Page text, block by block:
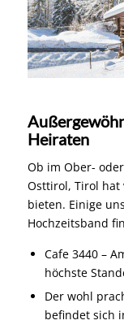
Heiraten
Ob im Ober-
Osttirol, Tirol hat
bieten. Einige
Hochzeitsband
Cafe 3440 –
höchste
Der wohl
befindet sich